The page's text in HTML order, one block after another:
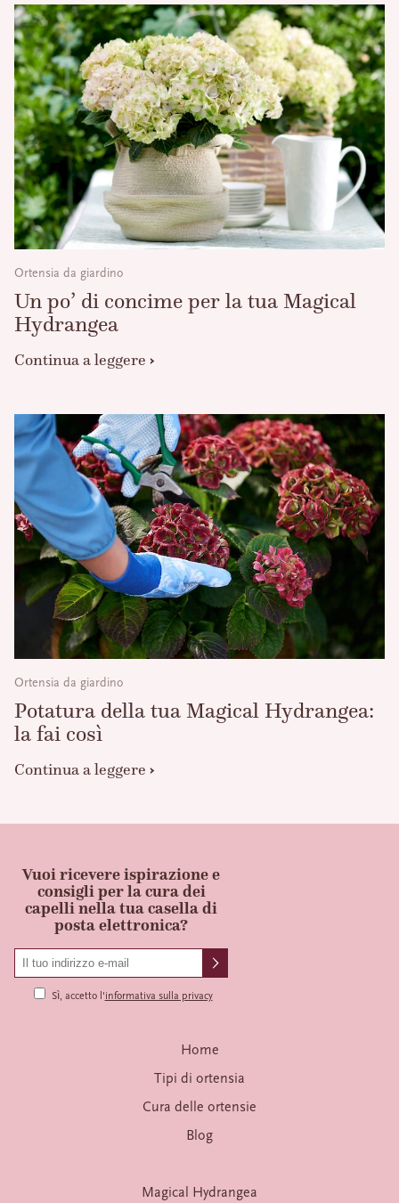
Ortensia da giardino
Un po’ di concime per la tua Magical
Hydrangea
Continua a leggere
Ortensia da giardino
Potatura della tua Magical Hydrangea:
la fai così
Continua a leggere
Vuoi ricevere ispirazione e
consigli per la cura dei
capelli nella tua casella di
posta elettronica?
Sì, accetto l'informativa sulla privacy
Home
Tipi di ortensia
Cura delle ortensie
Blog
Magical Hydrangea